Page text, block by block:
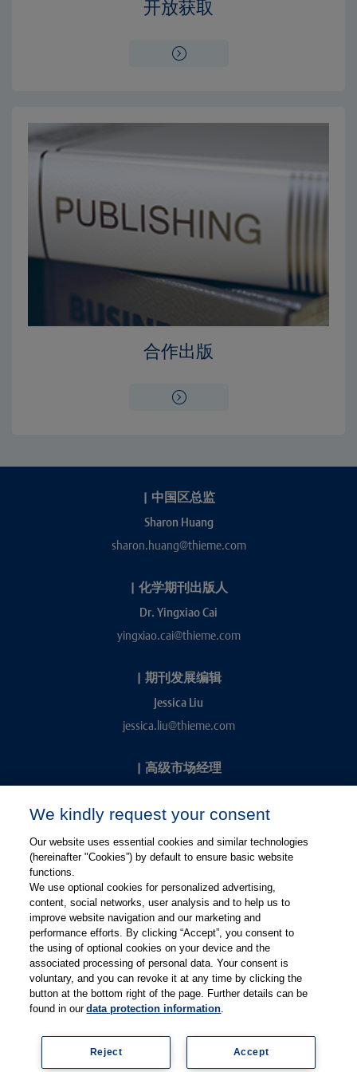
开放获取
合作出版
| 中国区总监
Sharon Huang
sharon.huang@thieme.com
| 化学期刊出版人
Dr. Yingxiao Cai
yingxiao.cai@thieme.com
| 期刊发展编辑
Jessica Liu
jessica.liu@thieme.com
| 高级市场经理
kevin.chang@thieme.com
关注微博
关注微信
有关Thieme图书翻译及版权业务，请联系：rights@thieme.de
| Thieme-Connect |
We kindly request your consent
Our website uses essential cookies and similar technologies
(hereinafter "Cookies”) by default to ensure basic website
functions.
We use optional cookies for personalized advertising,
content, social networks, user analysis and to help us to
improve website navigation and our marketing and
performance efforts. By clicking “Accept”, you consent to
the using of optional cookies on your device and the
associated processing of personal data. Your consent is
voluntary, and you can revoke it at any time by clicking the
button at the bottom right of the page. Further details can be
found in ourdata protection information.
Accept
Reject